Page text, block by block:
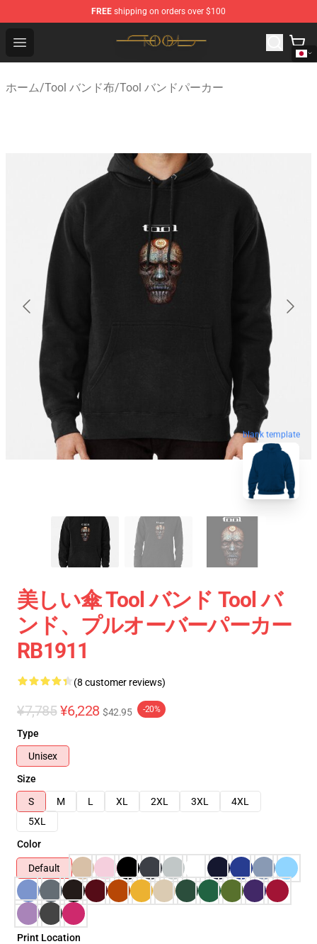
FREE shipping on orders over $100
Open menu
Tool Store - Official Tool Merchandise Shop
ホーム/Tool バンド布/Tool バンドパーカー
blank template
美しい傘 Tool バンド Tool バ
ンド、プルオーバーパーカー
RB1911
(8 customer reviews)
¥7,785 ¥6,228 $42.95 -20%
Type
Unisex
Size
S
M L XL 2XL 3XL
4XL
5XL
Color
Default
Print Location